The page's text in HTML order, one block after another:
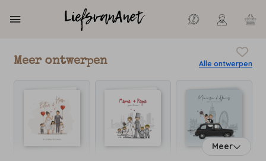
Meer ontwerpen Alle ontwerpen
Meer